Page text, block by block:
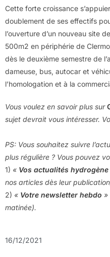
Cette forte croissance
doublement de ses effectifs
l’ouverture d’un nouveau site
500m2 en périphérie de
dès le deuxième semestre de
dameuse, bus, autocar et
l’homologation et à la
Vous voulez en savoir plus sur
sujet devrait vous intéresser.
PS: Vous souhaitez suivre
plus régulière ? Vous pouvez
1) « Vos actualités
nos articles dès leur
2) « Votre newsletter hebdo »
matinée).
16/12/2021